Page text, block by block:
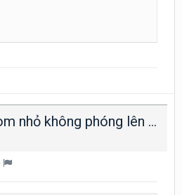
Lỗi File cad bị zoom nhỏ không phóng lên được
·